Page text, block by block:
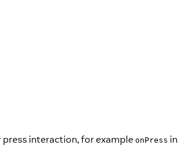
press interaction, for example onPress in